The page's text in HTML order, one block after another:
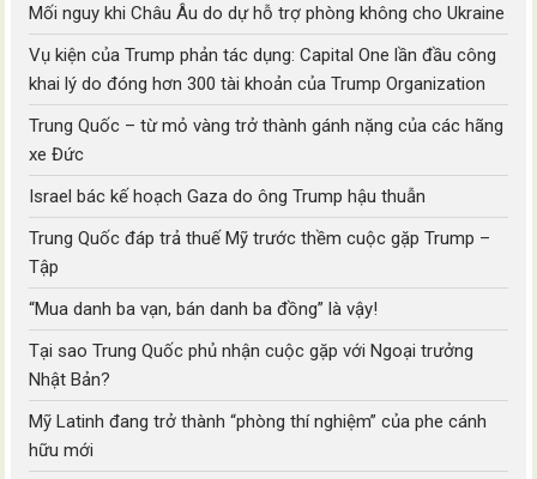
Mối nguy khi Châu Âu do dự hỗ trợ phòng không cho Ukraine
Vụ kiện của Trump phản tác dụng: Capital One lần đầu công
khai lý do đóng hơn 300 tài khoản của Trump Organization
Trung Quốc – từ mỏ vàng trở thành gánh nặng của các hãng
xe Đức
Israel bác kế hoạch Gaza do ông Trump hậu thuẫn
Trung Quốc đáp trả thuế Mỹ trước thềm cuộc gặp Trump –
Tập
“Mua danh ba vạn, bán danh ba đồng” là vậy!
Tại sao Trung Quốc phủ nhận cuộc gặp với Ngoại trưởng
Nhật Bản?
Mỹ Latinh đang trở thành “phòng thí nghiệm” của phe cánh
hữu mới